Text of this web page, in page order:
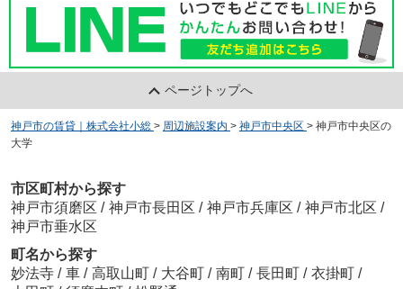
ページトップへ
神戸市の賃貸｜株式会社小総 > 周辺施設案内 > 神戸市中央区 > 神戸市中央区の
大学
市区町村から探す
神戸市須磨区 / 神戸市長田区 / 神戸市兵庫区 / 神戸市北区 /
神戸市垂水区
町名から探す
妙法寺 / 車 / 高取山町 / 大谷町 / 南町 / 長田町 / 衣掛町 /